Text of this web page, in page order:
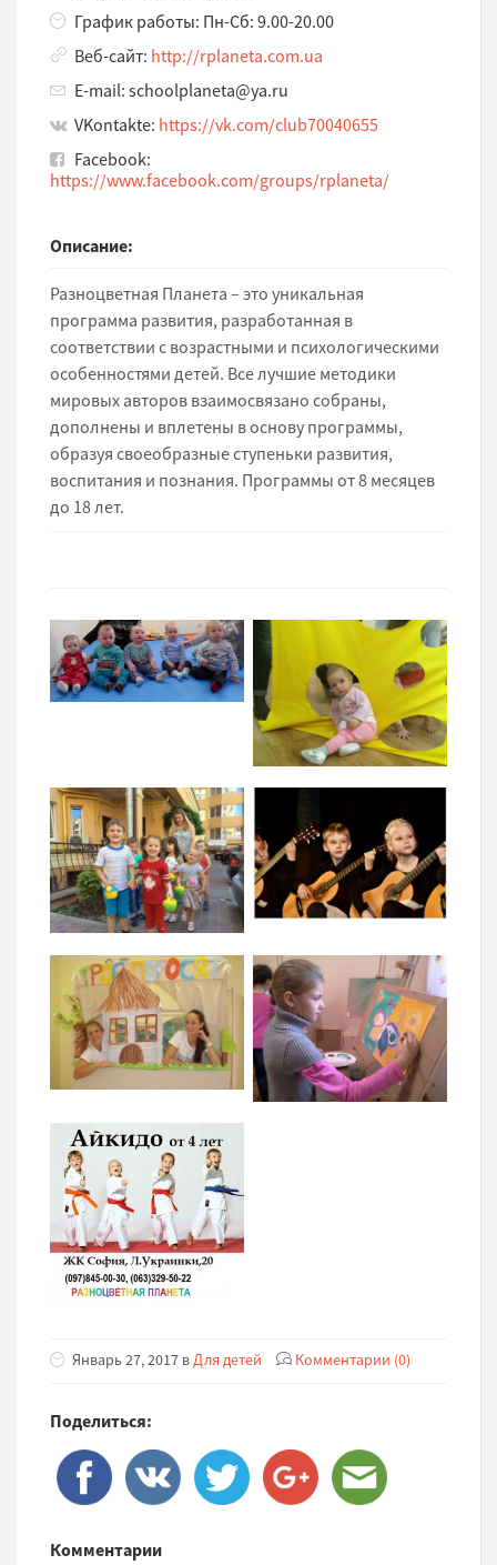
График работы: Пн-Сб: 9.00-20.00
Веб-сайт: http://rplaneta.com.ua
E-mail: schoolplaneta@ya.ru
VKontakte: https://vk.com/club70040655
Facebook:
https://www.facebook.com/groups/rplaneta/
Описание:
Разноцветная Планета – это уникальная
программа развития, разработанная в
соответствии с возрастными и психологическими
особенностями детей. Все лучшие методики
мировых авторов взаимосвязано собраны,
дополнены и вплетены в основу программы,
образуя своеобразные ступеньки развития,
воспитания и познания. Программы от 8 месяцев
до 18 лет.
Январь 27, 2017 вДля детей Комментарии (0)
Поделиться:
Комментарии